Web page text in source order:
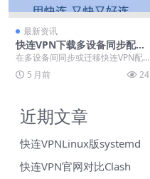
最新资讯
快连VPN下载多设备同步配置
文件迁移工具
在多设备间同步或迁移快连VPN配
置，最有效的方法是使用官方或可
靠的配置文件迁移工...
5 月前 24
近期文章
快连VPNLinux版systemd
快连VPN官网对比Clash